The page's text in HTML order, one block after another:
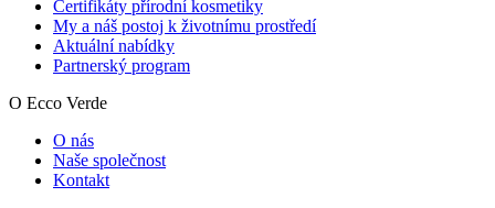
Certifikáty přírodní kosmetiky
My a náš postoj k životnímu prostředí
Aktuální nabídky
Partnerský program
O Ecco Verde
O nás
Naše společnost
Kontakt